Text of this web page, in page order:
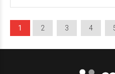
1 2 3 4